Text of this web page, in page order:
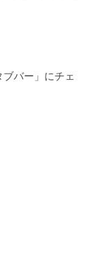
の方法
の写真は残
ブバー」にチェ